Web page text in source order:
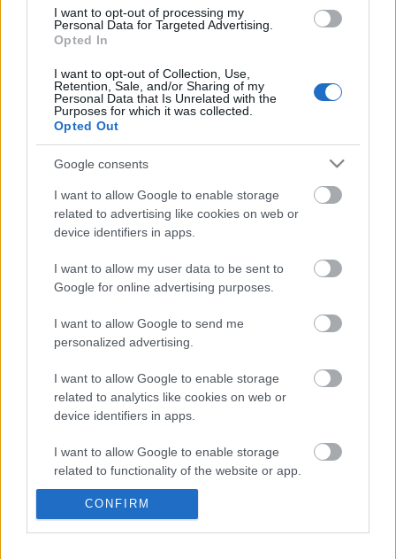
I want to opt-out of processing my
Personal Data for Targeted Advertising.
Opted In
I want to opt-out of Collection, Use,
Retention, Sale, and/or Sharing of my
Personal Data that Is Unrelated with the
Purposes for which it was collected.
Opted Out
Google consents
I want to allow Google to enable storage
related to advertising like cookies on web or
device identifiers in apps.
I want to allow my user data to be sent to
Google for online advertising purposes.
I want to allow Google to send me
personalized advertising.
I want to allow Google to enable storage
related to analytics like cookies on web or
device identifiers in apps.
I want to allow Google to enable storage
related to functionality of the website or app.
I want to allow Google to enable storage
CONFIRM
puntos en la jornada como
jornada 7 en Comunio. ¡Compra
antes de que suban de valor!
Posible alineación: Bravo – Bellerín, Pezzella, Edgar,
Miranda – Guardado (Carvalho), Guido Rodríguez, Rodri,
Nabil Fekir, Juanmi – Willian José.
Estos jugadores son baja : Víctor Ruiz (lesión muscular),
Sabaly (lesión muscular), Canales (tobillo).
Estos jugadores son duda: William Carvalho (molestias).
Europa League. Pellegrini puede alinear un once muy
similar al que derrotó al Getafe. Álex Moreno o Miranda
partido de la jornada 7 y será baja, ocupando Rodri su
puesto. Carvalho es duda, por lo que Guardado podría ser
titular.